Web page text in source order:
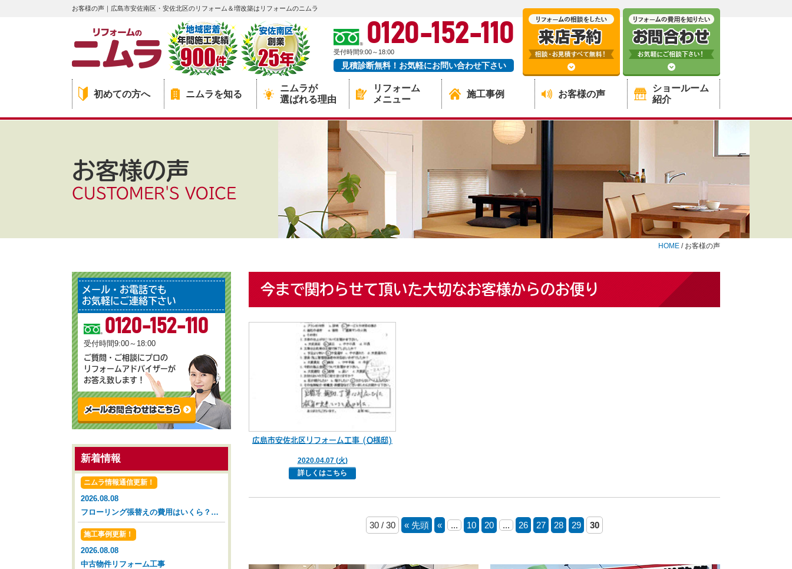
お客様の声｜広島市安佐南区・安佐北区のリフォーム＆増改築はリフォームのニムラ
0120-152-110
受付時間9:00～18:00
見積診断無料！お気軽にお問い合わせ下さい
初めての方へ ニムラを知る
ニムラが
選ばれる理由
リフォーム
メニュー
施工事例 お客様の声
ショールーム
紹介
お客様の声
CUSTOMER'S VOICE
HOME / お客様の声
今まで関わらせて頂いた大切なお客様からのお便り
広島市安佐北区リフォーム工事 (O様邸)
2020.04.07 (火)
詳しくはこちら
30 / 30 « 先頭 « ... 10 20 ... 26 27 28 29 30
メール・お電話でも
お気軽にご連絡下さい
0120-152-110
受付時間9:00～18:00
ご質問・ご相談にプロの
リフォームアドバイザーが
お答え致します！
新着情報
ニムラ情報通信更新！
2026.08.08
フローリング張替えの費用はいくら？タイミングと相場を解説【広島市 安佐南区 安佐北区】
施工事例更新！
2026.08.08
中古物件リフォーム工事